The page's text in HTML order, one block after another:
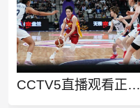
CCTV5直播观看正在直播直播